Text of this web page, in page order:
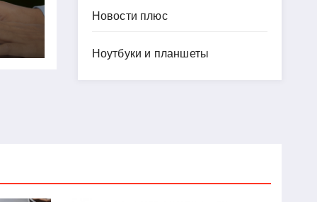
Новости плюс
Ноутбуки и планшеты